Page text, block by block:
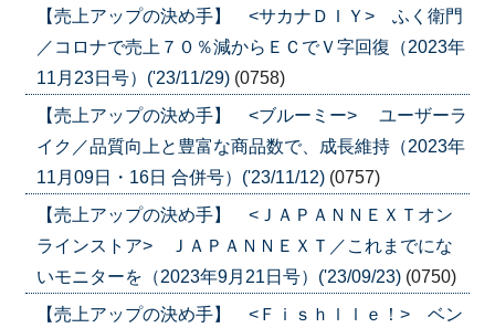
【売上アップの決め手】 <サカナＤＩＹ> ふく衛門
／コロナで売上７０％減からＥＣでＶ字回復（2023年
11月23日号）('23/11/29) (0758)
【売上アップの決め手】 <ブルーミー> ユーザーラ
イク／品質向上と豊富な商品数で、成長維持（2023年
11月09日・16日 合併号）('23/11/12) (0757)
【売上アップの決め手】 <ＪＡＰＡＮＮＥＸＴオン
ラインストア> ＪＡＰＡＮＮＥＸＴ／これまでにな
いモニターを（2023年9月21日号）('23/09/23) (0750)
【売上アップの決め手】 <Ｆｉｓｈｌｌｅ！> ベン